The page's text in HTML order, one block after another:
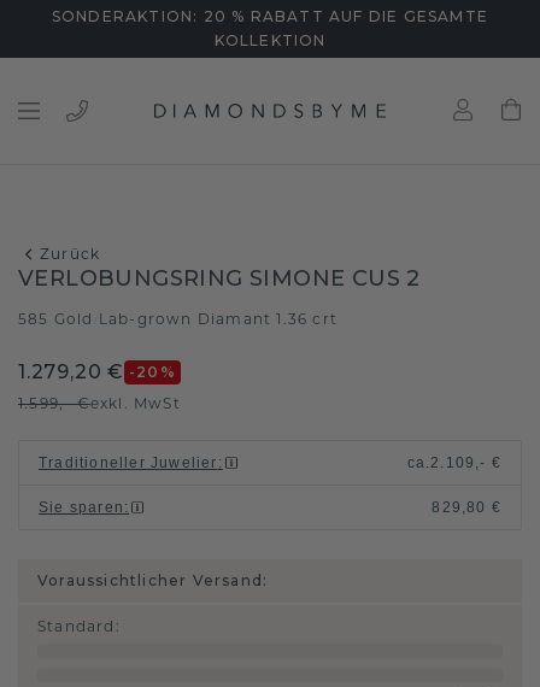
SONDERAKTION: 20 % RABATT AUF DIE GESAMTE
KOLLEKTION
Zurück
VERLOBUNGSRING SIMONE CUS 2
585 Gold Lab-grown Diamant 1.36 crt
1.279,20 € -20 %
1.599,- €exkl. MwSt
Traditioneller Juwelier : ca.2.109,- €
Sie sparen : 829,80 €
Voraussichtlicher Versand:
Standard :